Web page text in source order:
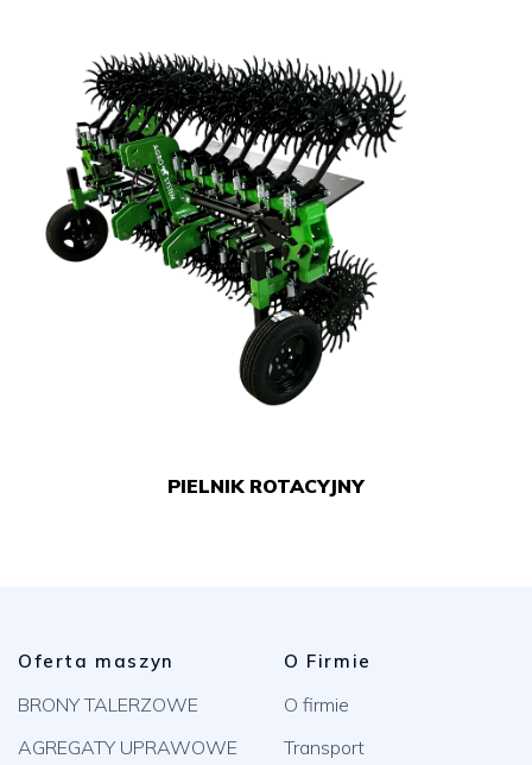
PIELNIK ROTACYJNY
Oferta maszyn
BRONY TALERZOWE
AGREGATY UPRAWOWE
O Firmie
O firmie
Transport